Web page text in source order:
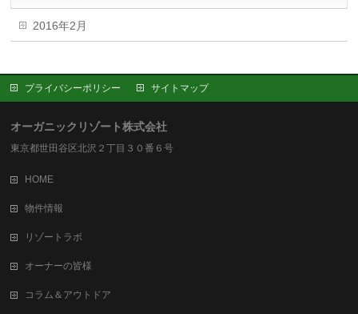
2016年2月
プライバシーポリシー サイトマップ
オーガニックリゾート株式会社
東京都世田谷区北沢２丁目３０番６号
HOME
物件情報
リゾートラボ
オーナーの皆様
コラム＆アウトドア